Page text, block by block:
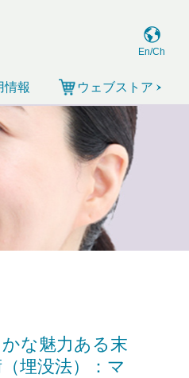
En/Ch
情報 ウェブストア
かな魅力ある末
埋没法）：マ